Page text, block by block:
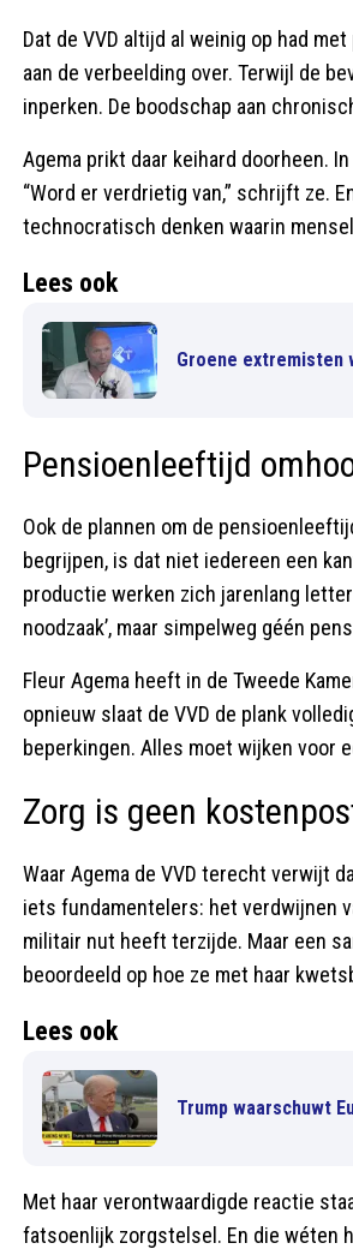
Dat de VVD altijd al weinig op had
aan de verbeelding over. Terwijl de
inperken. De boodschap aan
Agema prikt daar keihard doorheen.
“Word er verdrietig van,” schrijft ze.
technocratisch denken waarin
Lees ook
Groene extremisten
Pensioenleeftijd
Ook de plannen om de
begrijpen, is dat niet iedereen een
productie werken zich jarenlang
noodzaak’, maar simpelweg géén
Fleur Agema heeft in de Tweede
opnieuw slaat de VVD de plank
beperkingen. Alles moet wijken voor
Zorg is geen
Waar Agema de VVD terecht verwijt
iets fundamentelers: het verdwijnen
militair nut heeft terzijde. Maar een
beoordeeld op hoe ze met haar
Lees ook
Trump waarschuwt
Met haar verontwaardigde reactie
fatsoenlijk zorgstelsel. En die wéten